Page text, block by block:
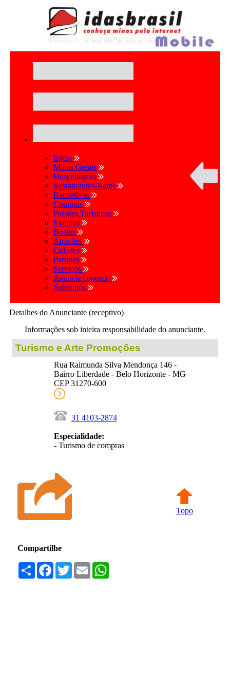
Início
Minas Gerais
Hospedagem
Restaurantes-Bares
Receptivos
Compras
Pacotes Turísticos
Eventos
Boates
Atrações
Cidades
Parques
Serviços
Anuncie conosco
Sobre nós
Detalhes do Anunciante (receptivo)
Informações sob inteira responsabilidade do anunciante.
Turismo e Arte Promoções
Rua Raimunda Silva Mendonça 146 -
Bairro Liberdade - Belo Horizonte - MG
CEP 31270-600
31 4103-2874
Especialidade:
- Turismo de compras
Topo
Compartilhe
Compartilhar
Facebook
TwitterEmail